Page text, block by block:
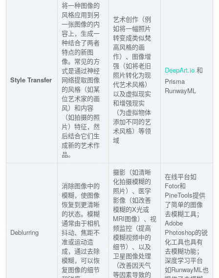
Style Transfer
将一种图像的
风格应用到另
一张图像的内
容上，生成一
种结合了两者
特点的新图
像。常见的方
式是通过神经
网络提取图像
的风格（如某
位艺术家的画
风）和内容
（如拍摄的照
片）特征，然
后结合它们生
成新的艺术作
品。
艺术创作（例
如将一幅照片
转变成类似梵
高风格的画
作）、图像增
强（如将老旧
照片转化为现
代艺术风格）
以及虚拟现实
和增强现实
（为虚拟物体
添加不同的艺
术风格）等领
域
DeepArt.io 和
Prisma
RunwayML
Deblurring
消除图像中的
模糊，使图像
恢复到更清晰
的状态。模糊
通常由于相机
抖动、焦距不
准或运动造
成，通过去除
模糊，可以恢
复图像的细节
摄影（如清晰
化拍摄模糊的
照片）、医学
影像（如改善
模糊的X光或
MRI图像）、视
频监控（提高
模糊视频中的
细节）、以及
卫星图像处理
（改善因天气
等因素导致的
在线平台如
Fotor和
PineTools提供
了简单的图像
去模糊工具；
Adobe
Photoshop的锐
化工具也具有
去模糊功能；
深度学习平台
如RunwayML也